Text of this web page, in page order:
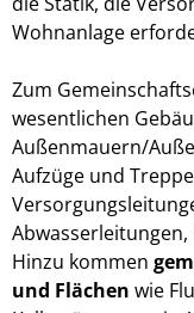
Wohnanlage
Zum
wesentlichen
Außenmauern/
Aufzüge und
Hinzu kommen
und Flächen wie